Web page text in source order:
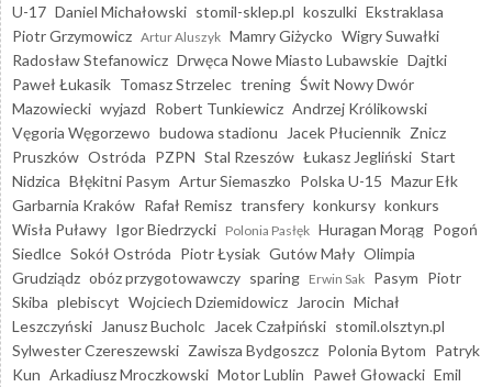
U-17 Daniel Michałowski stomil-sklep.pl koszulki Ekstraklasa
Piotr Grzymowicz Artur Aluszyk Mamry Giżycko Wigry Suwałki
Radosław Stefanowicz Drwęca Nowe Miasto Lubawskie Dajtki
Paweł Łukasik Tomasz Strzelec trening Świt Nowy Dwór
Mazowiecki wyjazd Robert Tunkiewicz Andrzej Królikowski
Vęgoria Węgorzewo budowa stadionu Jacek Płuciennik Znicz
Pruszków Ostróda PZPN Stal Rzeszów Łukasz Jegliński Start
Nidzica Błękitni Pasym Artur Siemaszko Polska U-15 Mazur Ełk
Garbarnia Kraków Rafał Remisz transfery konkursy konkurs
Wisła Puławy Igor Biedrzycki Polonia Pasłęk Huragan Morąg Pogoń
Siedlce Sokół Ostróda Piotr Łysiak Gutów Mały Olimpia
Grudziądz obóz przygotowawczy sparing Erwin Sak Pasym Piotr
Skiba plebiscyt Wojciech Dziemidowicz Jarocin Michał
Leszczyński
Janusz Bucholc Jacek Czałpiński stomil.olsztyn.pl
Sylwester Czereszewski Zawisza Bydgoszcz Polonia Bytom Patryk
Kun Arkadiusz Mroczkowski Motor Lublin Paweł Głowacki Emil